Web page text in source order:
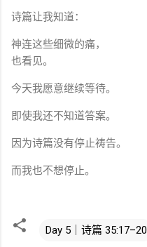
诗篇让我知道：
神连这些细微的痛，
也看见。
今天我愿意继续等待。
即使我还不知道答案。
因为诗篇没有停止祷告。
而我也不想停止。
Day 5｜诗篇 35:17–20